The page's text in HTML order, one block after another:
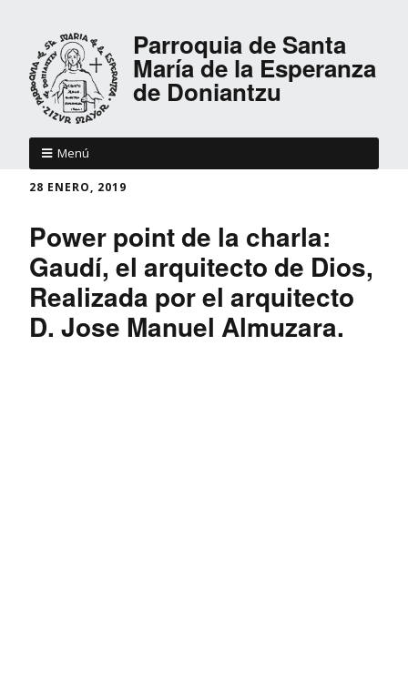
Parroquia de Santa
María de la Esperanza
de Doniantzu
Menú
28 ENERO, 2019
Power point de la charla:
Gaudí, el arquitecto de Dios,
Realizada por el arquitecto
D. Jose Manuel Almuzara.